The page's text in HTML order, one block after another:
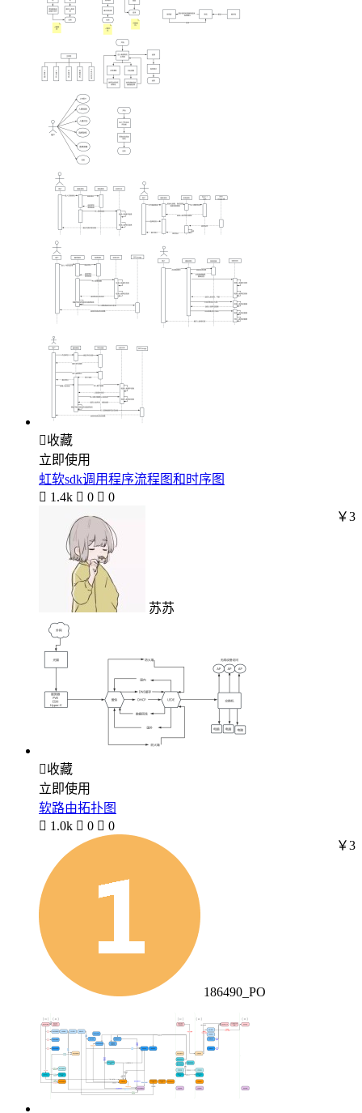
收藏
立即使用
虹软sdk调用程序流程图和时序图
 1.4k  0  0
苏苏
￥3
收藏
立即使用
软路由拓扑图
 1.0k  0  0
186490_PO
￥3